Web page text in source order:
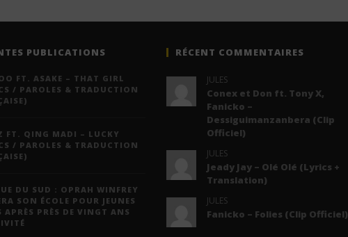
PUBLICATIONS
FT. ASAKE – THAT GIRL
/ PAROLES & TRADUCTION
FT. QING MADI – LUCKY
/ PAROLES & TRADUCTION
DU SUD : OPRAH WINFREY
SON ÉCOLE POUR JEUNES
APRÈS PRÈS DE VINGT ANS
RÉCENT COMMENTAIRES
JULES
Conex et Don ft. Tony X,
Fanicko –
Dessiguimanzanbera (Clip
Officiel)
JULES
Jeady Jay – Olé Olé (Lyrics +
Translation)
JULES
Fanicko – Folies (Clip Officiel)